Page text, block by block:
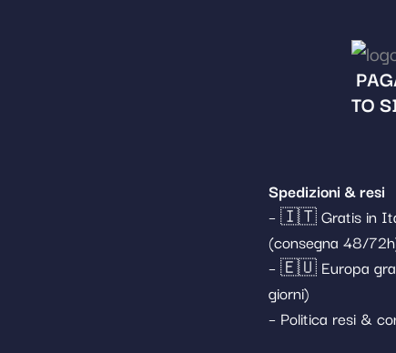
TO
Spedizioni & resi
– 🇮🇹 Gratis in
(consegna 48/
– 🇪🇺 Europa
giorni)
– Politica resi &